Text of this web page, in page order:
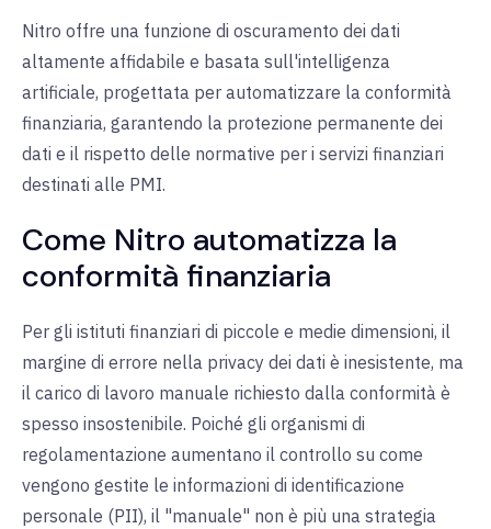
Nitro offre una funzione di oscuramento dei dati
altamente affidabile e basata sull'intelligenza
artificiale, progettata per automatizzare la conformità
finanziaria, garantendo la protezione permanente dei
dati e il rispetto delle normative per i servizi finanziari
destinati alle PMI.
Come Nitro automatizza la
conformità finanziaria
Per gli istituti finanziari di piccole e medie dimensioni, il
margine di errore nella privacy dei dati è inesistente, ma
il carico di lavoro manuale richiesto dalla conformità è
spesso insostenibile. Poiché gli organismi di
regolamentazione aumentano il controllo su come
vengono gestite le informazioni di identificazione
personale (PII), il "manuale" non è più una strategia